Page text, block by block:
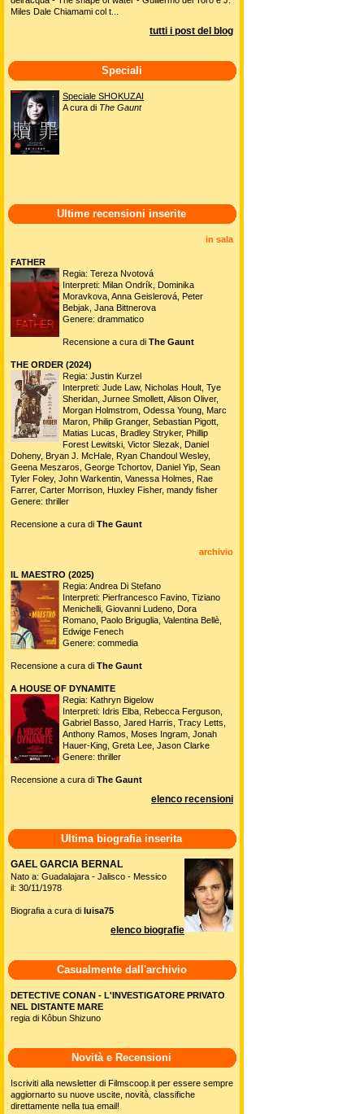
Miles Dale Chiamami col t...
tutti i post del blog
Speciali
Speciale SHOKUZAI
A cura di The Gaunt
Ultime recensioni inserite
in sala
FATHER
Regia: Tereza Nvotová
Interpreti: Milan Ondrík, Dominika
Moravkova, Anna Geislerová, Peter
Bebjak, Jana Bittnerova
Genere: drammatico
Recensione a cura di The Gaunt
THE ORDER (2024)
Regia: Justin Kurzel
Interpreti: Jude Law, Nicholas Hoult, Tye
Sheridan, Jurnee Smollett, Alison Oliver,
Morgan Holmstrom, Odessa Young, Marc
Maron, Philip Granger, Sebastian Pigott,
Matias Lucas, Bradley Stryker, Phillip
Forest Lewitski, Victor Slezak, Daniel
Doheny, Bryan J. McHale, Ryan Chandoul Wesley,
Geena Meszaros, George Tchortov, Daniel Yip, Sean
Tyler Foley, John Warkentin, Vanessa Holmes, Rae
Farrer, Carter Morrison, Huxley Fisher, mandy fisher
Genere: thriller
Recensione a cura di The Gaunt
archivio
IL MAESTRO (2025)
Regia: Andrea Di Stefano
Interpreti: Pierfrancesco Favino, Tiziano
Menichelli, Giovanni Ludeno, Dora
Romano, Paolo Briguglia, Valentina Bellè,
Edwige Fenech
Genere: commedia
Recensione a cura di The Gaunt
A HOUSE OF DYNAMITE
Regia: Kathryn Bigelow
Interpreti: Idris Elba, Rebecca Ferguson,
Gabriel Basso, Jared Harris, Tracy Letts,
Anthony Ramos, Moses Ingram, Jonah
Hauer-King, Greta Lee, Jason Clarke
Genere: thriller
Recensione a cura di The Gaunt
elenco recensioni
Ultima biografia inserita
GAEL GARCIA BERNAL
Nato a: Guadalajara - Jalisco - Messico
il: 30/11/1978
Biografia a cura di luisa75
elenco biografie
Casualmente dall'archivio
DETECTIVE CONAN - L'INVESTIGATORE PRIVATO
NEL DISTANTE MARE
regia di Kôbun Shizuno
Novità e Recensioni
Iscriviti alla newsletter di Filmscoop.it per essere sempre
aggiornarto su nuove uscite, novità, classifiche
direttamente nella tua email!